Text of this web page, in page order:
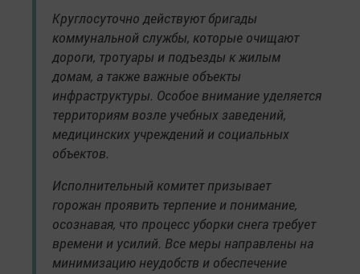
Круглосуточно действуют бригады
коммунальной службы, которые очищают
дороги, тротуары и подъезды к жилым
домам, а также важные объекты
инфраструктуры. Особое внимание уделяется
территориям возле учебных заведений,
медицинских учреждений и социальных
объектов.
Исполнительный комитет призывает
горожан проявить терпение и понимание,
осознавая, что процесс уборки снега требует
времени и усилий. Все меры направлены на
минимизацию неудобств и обеспечение